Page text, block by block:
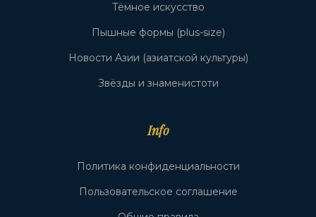
Тёмное искусство
Пышные формы (plus-size)
Новости Азии (азиатской культуры)
Звёзды и знаменистоти
Info
Политика конфиденциальности
Пользовательское соглашение